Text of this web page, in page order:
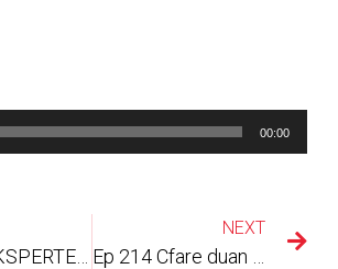
00:00
NEXT